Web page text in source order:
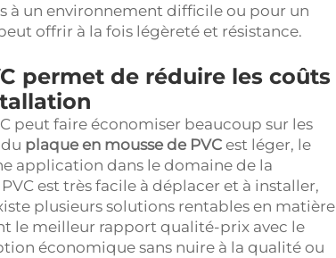
à un environnement difficile ou pour un
offrir à la fois légèreté et résistance.
permet de réduire les coûts
peut faire économiser beaucoup sur les
plaque en mousse de PVC est léger, le
application dans le domaine de la
est très facile à déplacer et à installer,
plusieurs solutions rentables en matière
le meilleur rapport qualité-prix avec le
économique sans nuire à la qualité ou